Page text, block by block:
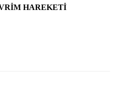
HAREKETİ